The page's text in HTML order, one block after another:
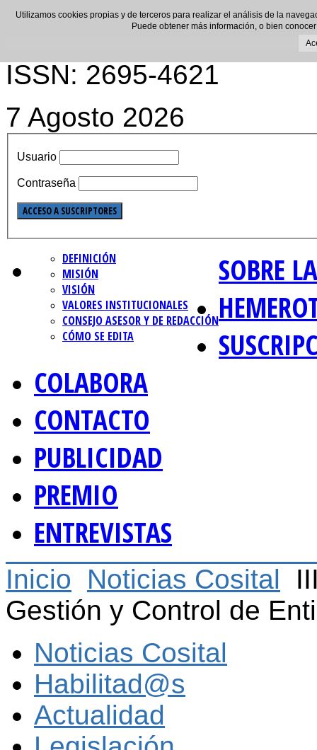
ISSN: 2695-4621
7 Agosto 2026
Usuario
Contraseña
SOBRE
DEFINICIÓN
MISIÓN
VISIÓN
VALORES INSTITUCIONALES
CONSEJO ASESOR Y DE REDACCIÓN
CÓMO SE EDITA
COLABORA
CONTACTO
PUBLICIDAD
PREMIO
ENTREVISTAS
Inicio Noticias Cosital
Gestión y Control de
Noticias Cosital
Habilitad@s
Actualidad
Utilizamos cookies propias y de terceros para realizar el análisis de la
Puede obtener más información, o bien